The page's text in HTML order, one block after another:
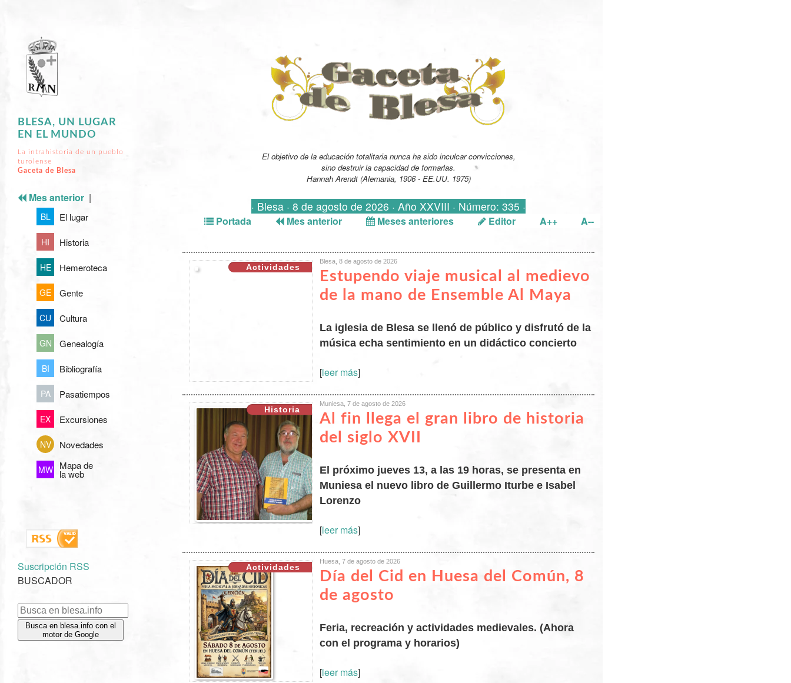
El objetivo de la educación totalitaria nunca ha sido inculcar convicciones,
sino destruir la capacidad de formarlas.
Hannah Arendt (Alemania, 1906 - EE.UU. 1975)
· Blesa · 8 de agosto de 2026 · Año XXVIII · Número: 335 ·
Portada Mes anterior Meses anteriores Editor A++ A--
Actividades
XX
Blesa, 8 de agosto de 2026
Estupendo viaje musical al medievo
de la mano de Ensemble Al Maya
La iglesia de Blesa se llenó de público y disfrutó de la
música echa sentimiento en un didáctico concierto
[leer más]
Historia
XX
Muniesa, 7 de agosto de 2026
Al fin llega el gran libro de historia
del siglo XVII
El próximo jueves 13, a las 19 horas, se presenta en
Muniesa el nuevo libro de Guillermo Iturbe e Isabel
Lorenzo
[leer más]
Actividades
Huesa, 7 de agosto de 2026
Día del Cid en Huesa del Común, 8
de agosto
Feria, recreación y actividades medievales. (Ahora
con el programa y horarios)
[leer más]
BLESA, UN LUGAR
EN EL MUNDO
La intrahistoria de un pueblo
turolense
Gaceta de Blesa
Mes anterior |
BL El lugar
HI Historia
HE Hemeroteca
GE Gente
CU Cultura
GN Genealogía
BI Bibliografía
PA Pasatiempos
EX Excursiones
NV Novedades
MW Mapa de
la web
Suscripción RSS
BUSCADOR
Busca en blesa.info con el
motor de Google